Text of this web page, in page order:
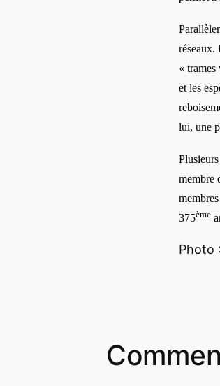
Parall
réseaux.
« trames
et les
lui, une
membre
375ème
Photo